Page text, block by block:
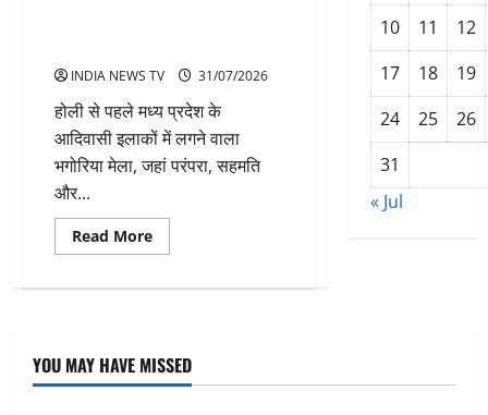
INDIA NEWS TV 31/07/2026
होली से पहले मध्य प्रदेश के
आदिवासी इलाकों में लगने वाला
भगोरिया मेला, जहां परंपरा, सहमति
और...
Read MoreRead
more
मेला
साल
चुनती
हैं
10
11
12
17
18
19
24
25
26
31
« Jul
YOU MAY HAVE MISSED